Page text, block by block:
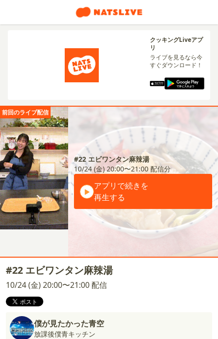
クッキングLiveアプ
リ
ライブを見るなら今
すぐダウンロード！
前回のライブ配信
#22 エビワンタン麻辣湯
10/24 (金) 20:00〜21:00 配信分
アプリで続きを
再生する
#22 エビワンタン麻辣湯
10/24 (金) 20:00〜21:00 配信
僕が見たかった青空
放課後僕青キッチン